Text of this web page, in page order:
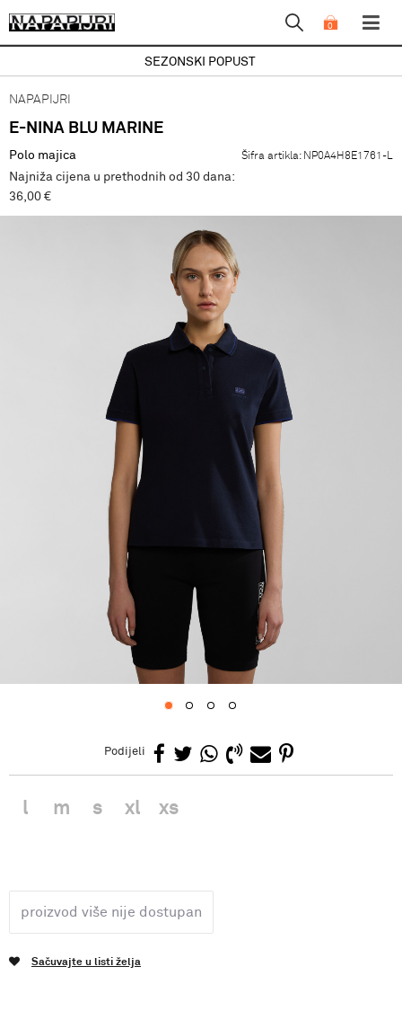
0
SEZONSKI POPUST
NAPAPIJRI
E-NINA BLU MARINE
Polo majica Šifra artikla: NP0A4H8E1761-L
Najniža cijena u prethodnih od 30 dana:
36,00 €
Podijeli
l m s xl xs
proizvod više nije dostupan
Sačuvajte u listi želja